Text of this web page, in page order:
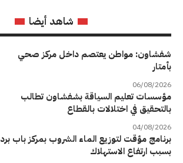
شاهد أيضا
شفشاون: مواطن يعتصم داخل مركز صحي
بأمتار
06/08/2026
مؤسسات تعليم السياقة بشفشاون تطالب
بالتحقيق في اختلالات بالقطاع
04/08/2026
برنامج مؤقت لتوزيع الماء الشروب بمركز باب برد
بسبب ارتفاع الاستهلاك